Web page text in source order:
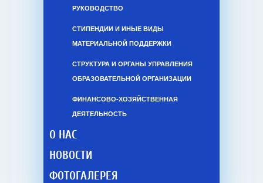
РУКОВОДСТВО
СТИПЕНДИИ И ИНЫЕ ВИДЫ
МАТЕРИАЛЬНОЙ ПОДДЕРЖКИ
СТРУКТУРА И ОРГАНЫ УПРАВЛЕНИЯ
ОБРАЗОВАТЕЛЬНОЙ ОРГАНИЗАЦИИ
ФИНАНСОВО-ХОЗЯЙСТВЕННАЯ
ДЕЯТЕЛЬНОСТЬ
О НАС
НОВОСТИ
ФОТОГАЛЕРЕЯ